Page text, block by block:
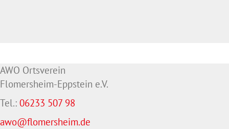
AWO Ortsverein
Flomersheim-Eppstein e.V.
Tel.: 06233 507 98
awo@flomersheim.de